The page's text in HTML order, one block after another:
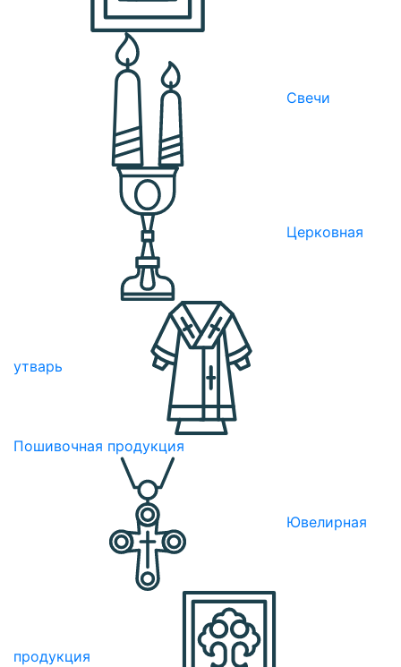
Свечи
Церковная
утварь
Пошивочная продукция
Ювелирная
продукция